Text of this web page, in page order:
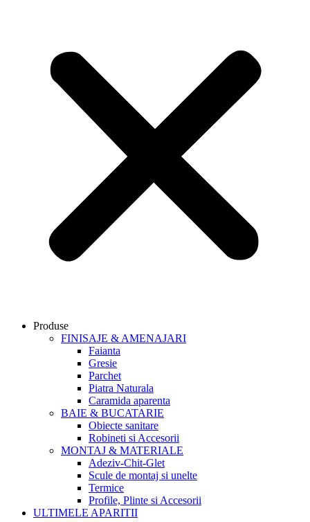
Produse
FINISAJE & AMENAJARI
Faianta
Gresie
Parchet
Piatra Naturala
Caramida aparenta
BAIE & BUCATARIE
Obiecte sanitare
Robineti si Accesorii
MONTAJ & MATERIALE
Adeziv-Chit-Glet
Scule de montaj si unelte
Termice
Profile, Plinte si Accesorii
ULTIMELE APARITII